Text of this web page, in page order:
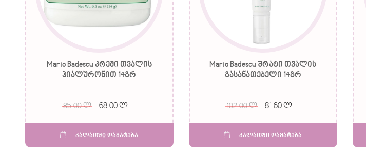
Mario Badescu კრემი თვალის
ჰიალურონით 14გრ
85.00 ლ 68.00 ლ
კალათში დამატება
Mario Badescu შრატი თვალის
გასანათებელი 14გრ
102.00 ლ 81.60 ლ
კალათში დამატება